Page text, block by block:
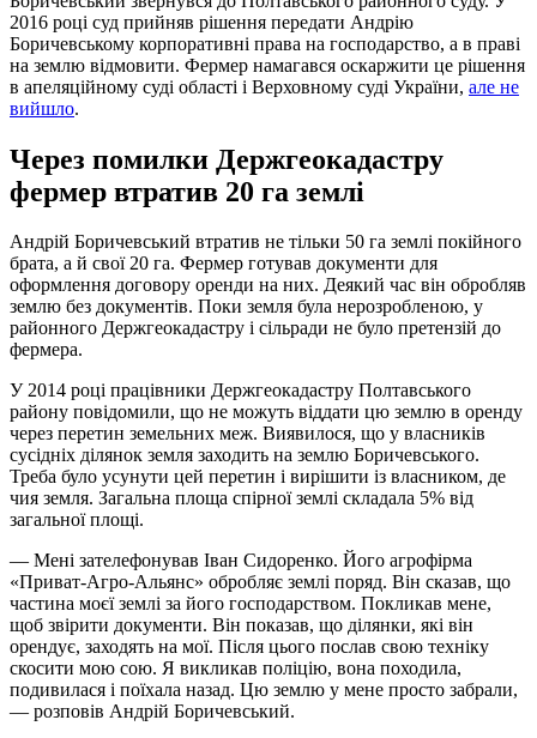
2016 році суд прийняв рішення передати Андрію
Боричевському корпоративні права на господарство, а в праві
на землю відмовити. Фермер намагався оскаржити це рішення
в апеляційному суді області і Верховному суді України, але не
вийшло.
Через помилки Держгеокадастру
фермер втратив 20 га землі
Андрій Боричевський втратив не тільки 50 га землі покійного
брата, а й свої 20 га. Фермер готував документи для
оформлення договору оренди на них. Деякий час він обробляв
землю без документів. Поки земля була нерозробленою, у
районного Держгеокадастру і сільради не було претензій до
фермера.
У 2014 році працівники Держгеокадастру Полтавського
району повідомили, що не можуть віддати цю землю в оренду
через перетин земельних меж. Виявилося, що у власників
сусідніх ділянок земля заходить на землю Боричевського.
Треба було усунути цей перетин і вирішити із власником, де
чия земля. Загальна площа спірної землі складала 5% від
загальної площі.
— Мені зателефонував Іван Сидоренко. Його агрофірма
«Приват-Агро-Альянс» обробляє землі поряд. Він сказав, що
частина моєї землі за його господарством. Покликав мене,
щоб звірити документи. Він показав, що ділянки, які він
орендує, заходять на мої. Після цього послав свою техніку
скосити мою сою. Я викликав поліцію, вона походила,
подивилася і поїхала назад. Цю землю у мене просто забрали,
— розповів Андрій Боричевський.